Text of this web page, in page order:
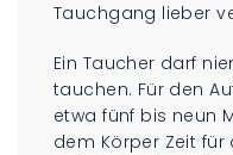
Tauchgang lieber
Ein Taucher darf
tauchen. Für den
etwa fünf bis neun
dem Körper Zeit